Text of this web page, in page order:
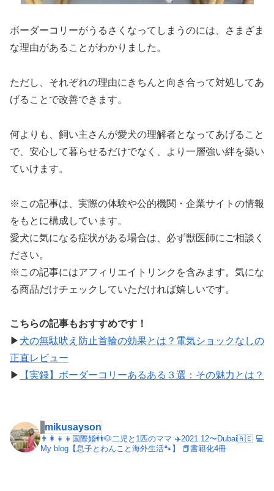
ボーダーコリーがうるさくなってしまうのには、さまざま
な理由があることがわかりました。
ただし、それぞれの理由にきちんと向き合って対処してあ
げることで改善できます。
何よりも、飼い主さんが愛犬の理解者となってあげること
で、安心して暮らせるだけでなく、より一層強い絆を築い
ていけます。
※この記事は、実際の体験や公的機関・企業サイトの情報
をもとに構成しています。
愛犬に気になる症状がある場合は、必ず獣医師にご相談く
ださい。
※この記事にはアフィリエイトリンクを含みます。気にな
る商品だけチェックしていただければ嬉しいです。
こちらの記事もおすすめです！
▶︎ 犬の無駄吠え防止首輪の効果とは？電気ショックなしの
正直レビュー
▶︎
【実録】ボーダーコリーあるある３選：その魅力とは？
mikusayson
👨‍👩‍👦‍👦国際婚👬🐶二児と1匹のママ ✈️2021.12〜Dubai🇦🇪 💻
My blog【息子とわんこと海外生活🐾】
📕書籍化4冊